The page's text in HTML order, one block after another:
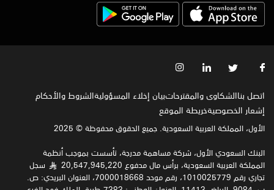
اتصل بناالشكاوى والمقترحاتبيان إخلاء المسؤوليةالشروط والأحكام
إشعار الخصوصية‍خريطة الموقع
الأول، المملكة العربية السعودية. جميع الحقوق محفوظة © 2025
البنك السعودي الأول، شركة مساهمة مدرجة، تأسست بموجب أنظمة
المملكة العربية السعودية، برأس مال مدفوع 20,547,945,220
§
سجل
تجاري رقم 1010025779، رقم موحد 7000018668، العنوان البريدي: ص.